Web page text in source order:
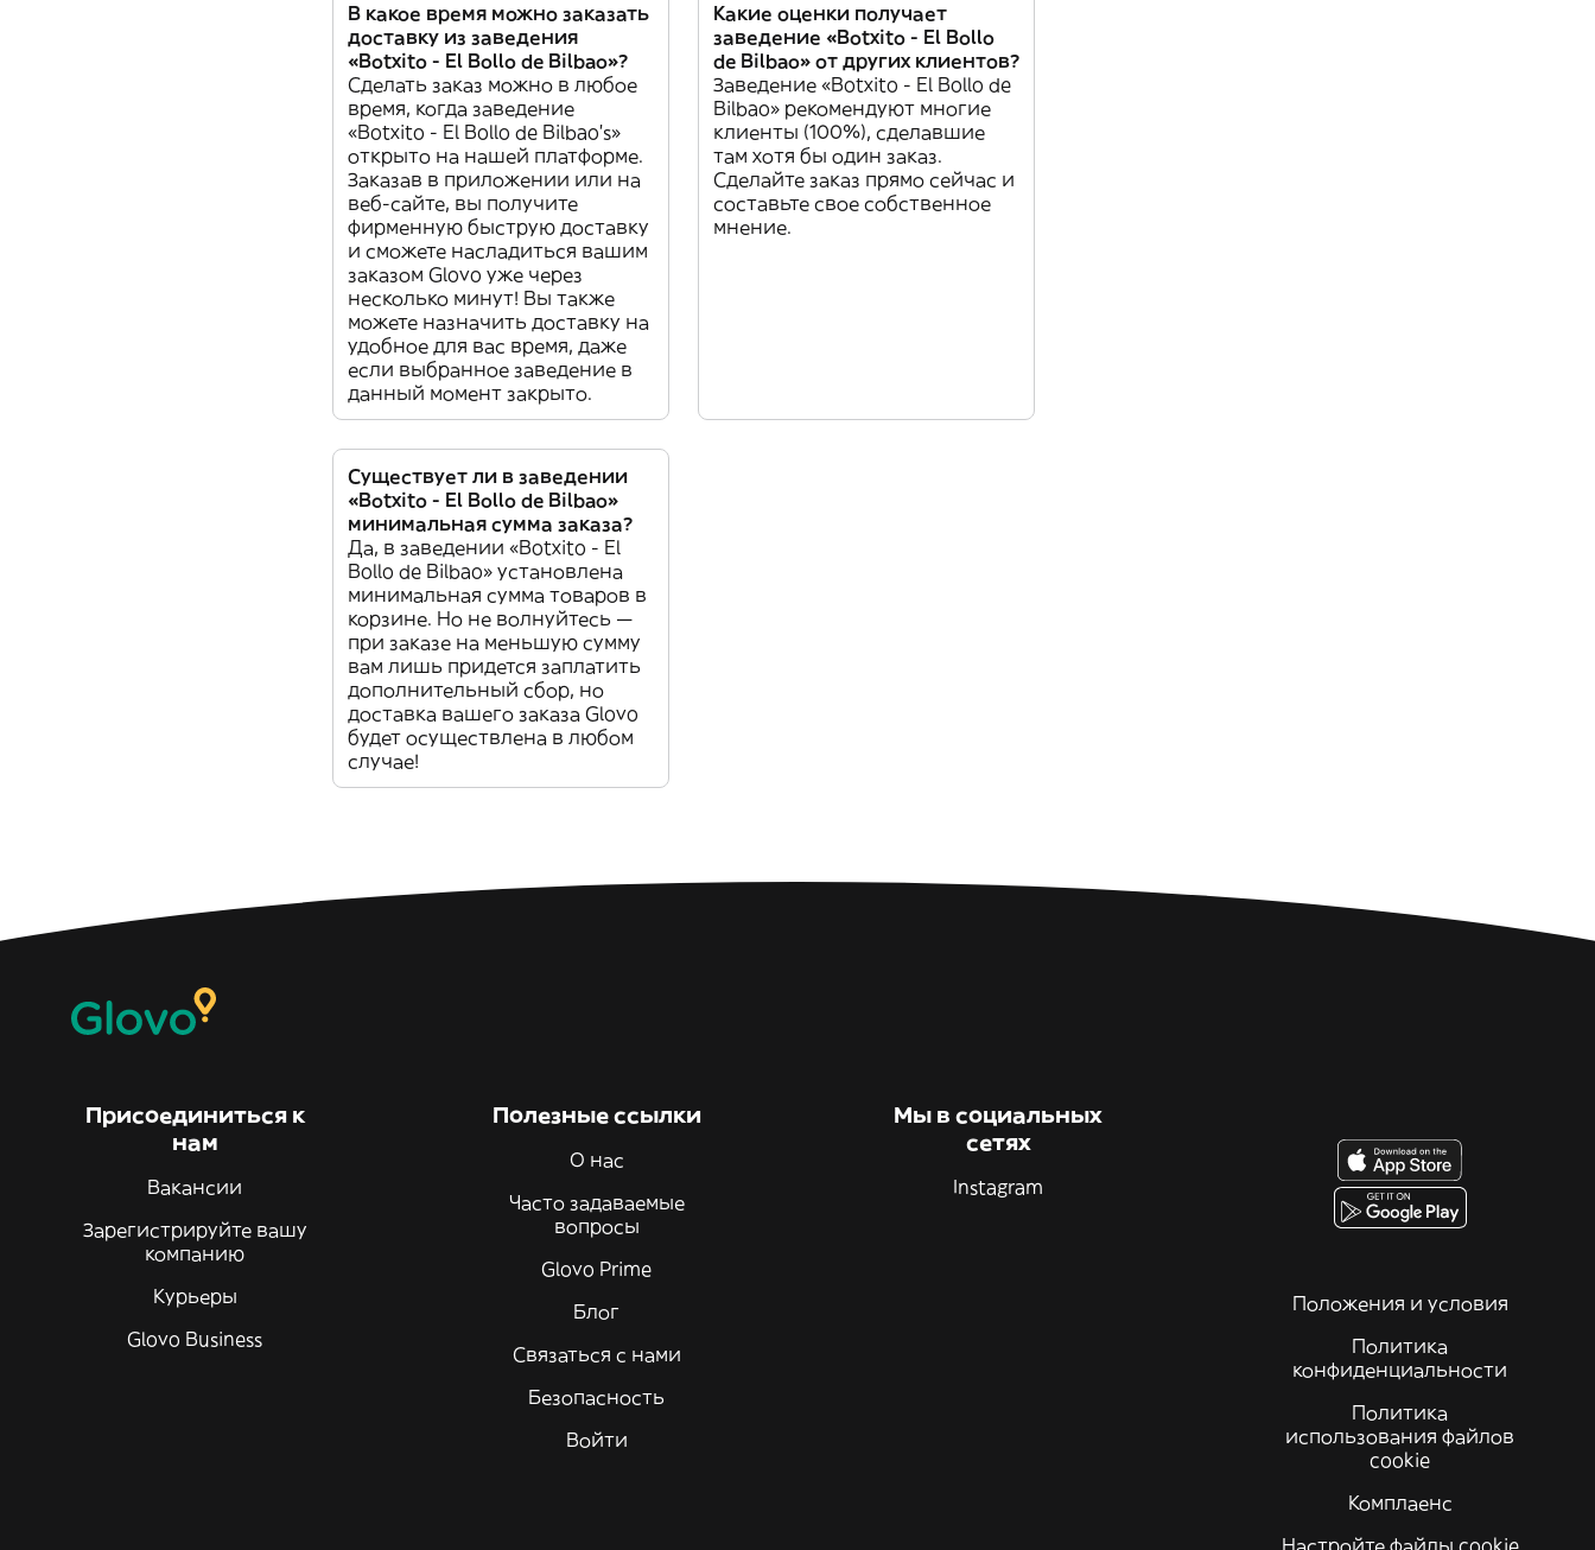
В какое время можно заказать
доставку из заведения
«Botxito - El Bollo de Bilbao»?
Сделать заказ можно в любое
время, когда заведение
«Botxito - El Bollo de Bilbao’s»
открыто на нашей платформе.
Заказав в приложении или на
веб-сайте, вы получите
фирменную быструю доставку
и сможете насладиться вашим
заказом Glovo уже через
несколько минут! Вы также
можете назначить доставку на
удобное для вас время, даже
если выбранное заведение в
данный момент закрыто.
Какие оценки получает
заведение «Botxito - El Bollo
de Bilbao» от других клиентов?
Заведение «Botxito - El Bollo de
Bilbao» рекомендуют многие
клиенты (100%), сделавшие
там хотя бы один заказ.
Сделайте заказ прямо сейчас и
составьте свое собственное
мнение.
Существует ли в заведении
«Botxito - El Bollo de Bilbao»
минимальная сумма заказа?
Да, в заведении «Botxito - El
Bollo de Bilbao» установлена
минимальная сумма товаров в
корзине. Но не волнуйтесь —
при заказе на меньшую сумму
вам лишь придется заплатить
дополнительный сбор, но
доставка вашего заказа Glovo
будет осуществлена в любом
случае!
Присоединиться к
нам
Вакансии
Зарегистрируйте вашу
компанию
Курьеры
Glovo Business
Полезные ссылки
О нас
Часто задаваемые
вопросы
Glovo Prime
Блог
Связаться с нами
Безопасность
Войти
Мы в социальных
сетях
Instagram
Положения и условия
Политика
конфиденциальности
Политика
использования файлов
cookie
Комплаенс